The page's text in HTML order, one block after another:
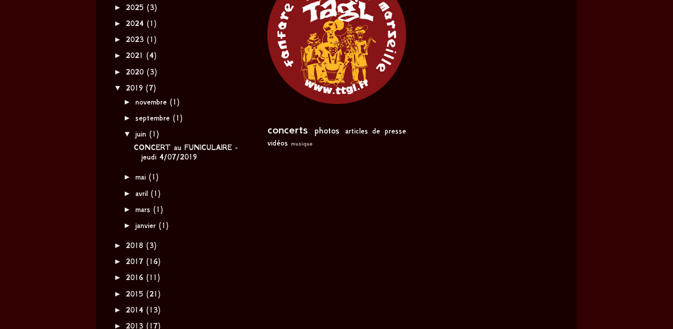
► 2025 (3)
► 2024 (1)
► 2023 (1)
► 2021 (4)
► 2020 (3)
▼ 2019 (7)
► novembre (1)
► septembre (1)
▼ juin (1)
CONCERT au FUNICULAIRE -
jeudi 4/07/2019
► mai (1)
► avril (1)
► mars (1)
► janvier (1)
► 2018 (3)
► 2017 (16)
► 2016 (11)
► 2015 (21)
► 2014 (13)
► 2013 (17)
concerts photos
articles de presse
vidéos musique